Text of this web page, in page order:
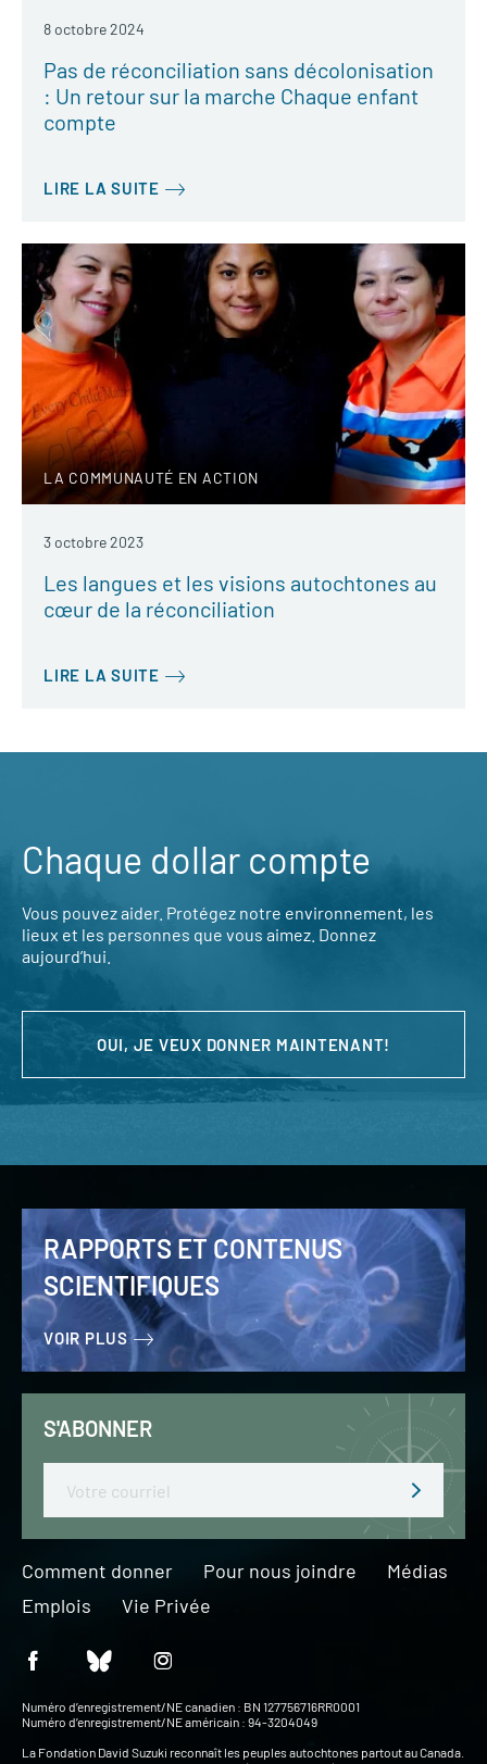
8 octobre 2024
Pas de réconciliation sans décolonisation
: Un retour sur la marche Chaque enfant
compte
LIRE LA SUITE
LA COMMUNAUTÉ EN ACTION
3 octobre 2023
Les langues et les visions autochtones au
cœur de la réconciliation
LIRE LA SUITE
Chaque dollar compte
Vous pouvez aider. Protégez notre environnement, les
lieux et les personnes que vous aimez. Donnez
aujourd’hui.
OUI, JE VEUX DONNER MAINTENANT!
RAPPORTS ET CONTENUS
SCIENTIFIQUES
VOIR PLUS
S'ABONNER
Comment donner Pour nous joindre
Médias
Emplois
Vie Privée
Numéro d’enregistrement/NE canadien : BN 127756716RR0001
Numéro d’enregistrement/NE américain : 94-3204049
La Fondation David Suzuki reconnaît les peuples autochtones partout au Canada.